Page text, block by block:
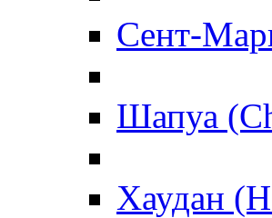
Сент-
Шапуа
Хаудан